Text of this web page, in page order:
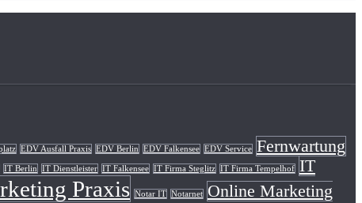
EDV Ausfall Praxis EDV Berlin EDV Falkensee EDV Service Fernwartung
IT Berlin IT Dienstleister IT Falkensee IT Firma Steglitz IT Firma Tempelhof
IT
Praxis Notar IT Notarnet
Online Marketing